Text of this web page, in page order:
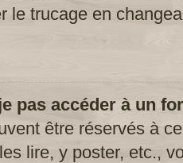
le trucage en
pas accéder à un
être réservés à
lire, y poster, etc.,